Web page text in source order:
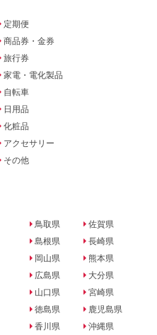
定期便
商品券・金券
旅行券
家電・電化製品
自転車
日用品
化粧品
アクセサリー
その他
鳥取県
島根県
岡山県
広島県
山口県
徳島県
香川県
佐賀県
長崎県
熊本県
大分県
宮崎県
鹿児島県
沖縄県